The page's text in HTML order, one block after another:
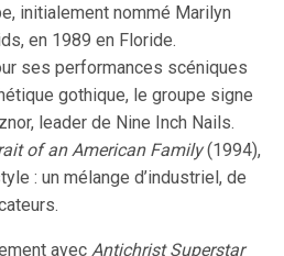
initialement nommé Marilyn
en 1989 en Floride.
ses performances scéniques
gothique, le groupe signe
leader de Nine Inch Nails.
of an American Family(1994),
: un mélange d’industriel, de
avec Antichrist Superstar